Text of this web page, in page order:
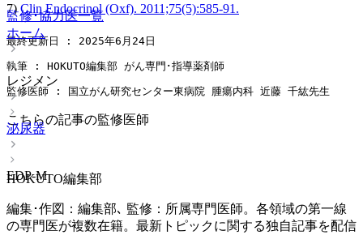
監修･協力医一覧
ホーム
レジメン
泌尿器
EDP-M
7)Clin Endocrinol (Oxf). 2011;75(5):585-91.
最終更新日 : 2025年6月24日
執筆 : HOKUTO編集部 がん専門･指導薬剤師
監修医師 : 国立がん研究センター東病院 腫瘍内科 近藤 千紘先生
こちらの記事の監修医師
HOKUTO編集部
編集･作図：編集部､ 監修：所属専門医師。各領域の第一線
の専門医が複数在籍。最新トピックに関する独自記事を配信